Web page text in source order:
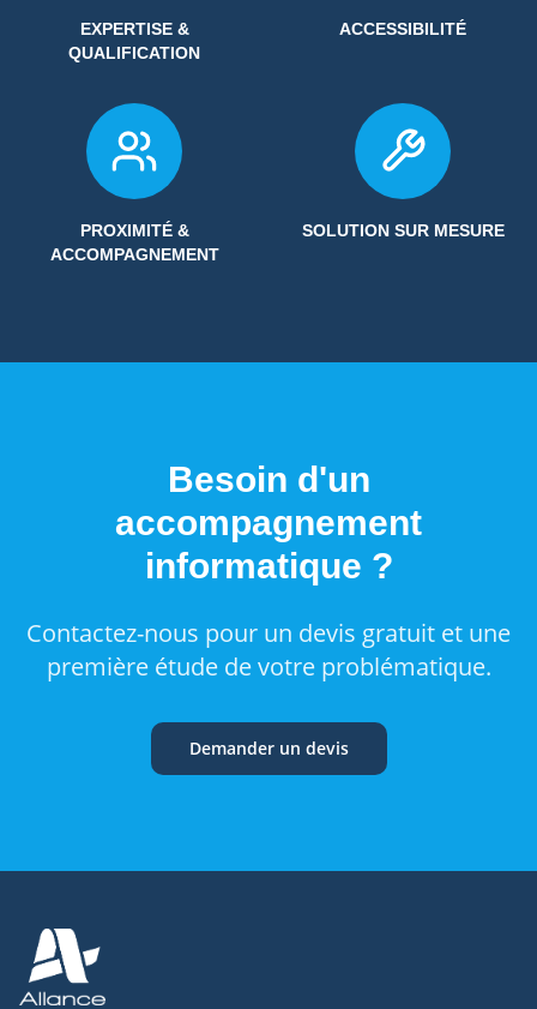
EXPERTISE &
QUALIFICATION
ACCESSIBILITÉ
PROXIMITÉ &
ACCOMPAGNEMENT
SOLUTION SUR MESURE
Besoin d'un
accompagnement
informatique ?
Contactez-nous pour un devis gratuit et une
première étude de votre problématique.
Demander un devis